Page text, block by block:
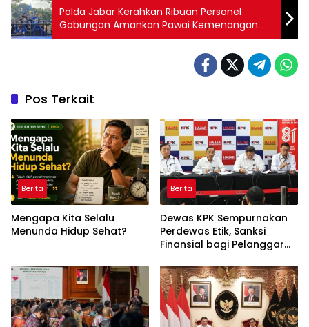
Polda Jabar Kerahkan Ribuan Personel
Gabungan Amankan Pawai Kemenangan
Persib Bandung
Pos Terkait
Berita
Mengapa Kita Selalu
Menunda Hidup Sehat?
Berita
Dewas KPK Sempurnakan
Perdewas Etik, Sanksi
Finansial bagi Pelanggar